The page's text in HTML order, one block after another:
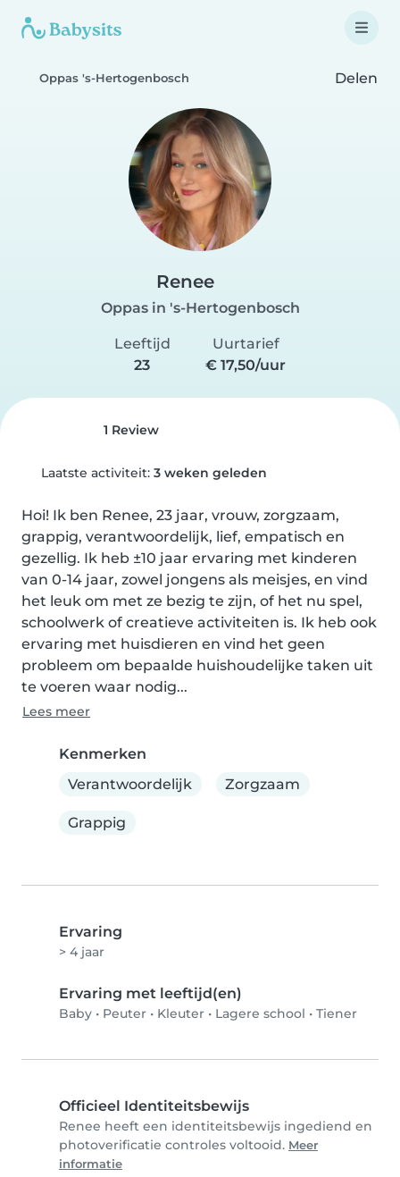
Oppas 's-Hertogenbosch Delen
Renee
Oppas in 's-Hertogenbosch
Leeftijd
23
Uurtarief
€ 17,50/uur
1 Review
Laatste activiteit: 3 weken geleden
Hoi! Ik ben Renee, 23 jaar, vrouw, zorgzaam,
grappig, verantwoordelijk, lief, empatisch en
gezellig. Ik heb ±10 jaar ervaring met kinderen
van 0‐14 jaar, zowel jongens als meisjes, en vind
het leuk om met ze bezig te zijn, of het nu spel,
schoolwerk of creatieve activiteiten is. Ik heb ook
ervaring met huisdieren en vind het geen
probleem om bepaalde huishoudelijke taken uit
te voeren waar nodig...
Lees meer
Kenmerken
Verantwoordelijk
Zorgzaam
Grappig
Ervaring
> 4 jaar
Ervaring met leeftijd(en)
Baby • Peuter • Kleuter • Lagere school • Tiener
Officieel Identiteitsbewijs
Renee heeft een identiteitsbewijs ingediend en
photoverificatie controles voltooid. Meer
informatie